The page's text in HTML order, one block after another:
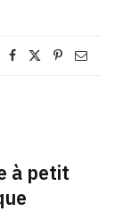
à petit